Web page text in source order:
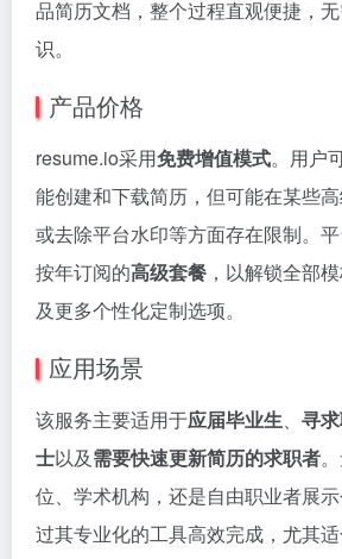
品简历文档，整个过程直观便捷，
识。
产品价格
resume.io采用免费增值模式。用户
能创建和下载简历，但可能在某些
或去除平台水印等方面存在限制。
按年订阅的高级套餐 ，以解锁全部
及更多个性化定制选项。
应用场景
该服务主要适用于应届毕业生、 寻
士以及需要快速更新简历的求职者
位、学术机构，还是自由职业者展
过其专业化的工具高效完成，尤其